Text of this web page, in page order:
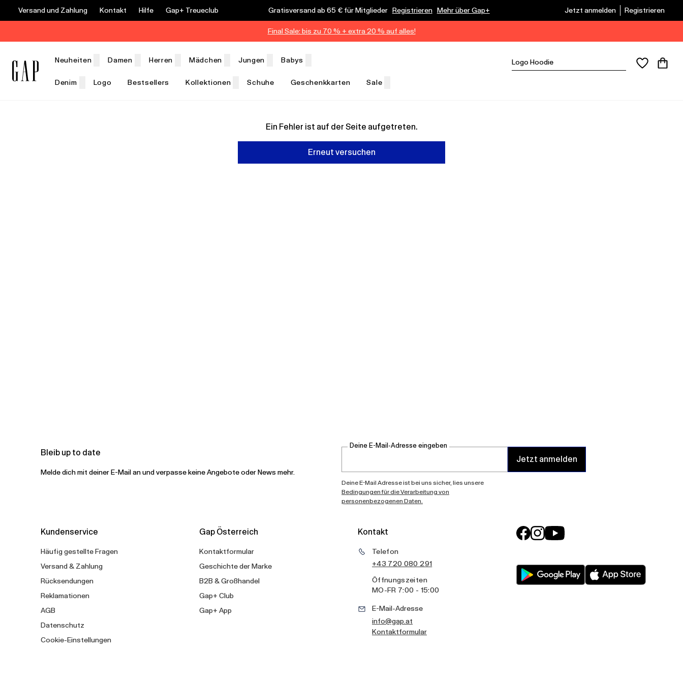
Versand und Zahlung Kontakt Hilfe Gap+ Treueclub Gratisversand ab 65 € für Mitglieder Registrieren Mehr über Gap+ Jetzt anmelden Registrieren
Final Sale: bis zu 70 % + extra 20 % auf alles!
Neuheiten Damen Herren Mädchen Jungen Babys
Denim Logo Bestsellers Kollektionen Schuhe Geschenkkarten Sale
Ein Fehler ist auf der Seite aufgetreten.
Erneut versuchen
Bleib up to date
Melde dich mit deiner E-Mail an und verpasse keine Angebote oder News mehr.
Deine E-Mail-Adresse eingeben
Jetzt anmelden
Deine E-Mail Adresse ist bei uns sicher, lies unsere
Bedingungen für die Verarbeitung von
personenbezogenen Daten.
Kundenservice
Häufig gestellte Fragen
Versand & Zahlung
Rücksendungen
Reklamationen
AGB
Datenschutz
Cookie-Einstellungen
Gap Österreich
Kontaktformular
Geschichte der Marke
B2B & Großhandel
Gap+ Club
Gap+ App
Kontakt
Telefon
+43 720 080 291
Öffnungszeiten
MO-FR 7:00 - 15:00
E-Mail-Adresse
info@gap.at
Kontaktformular